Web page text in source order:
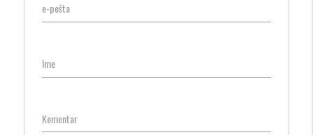
e-pošta
Ime
Komentar